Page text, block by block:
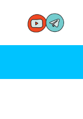
contenu